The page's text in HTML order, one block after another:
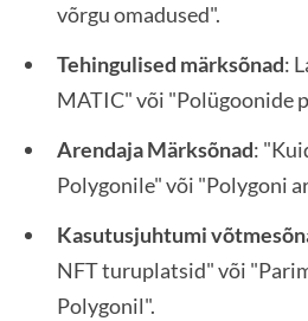
võrgu omadused".
Tehingulised märksõnad:
MATIC" või "Polügoonide
Arendaja Märksõnad:
Polygonile" või "Polygoni
Kasutusjuhtumi
NFT turuplatsid" või
Polygonil".